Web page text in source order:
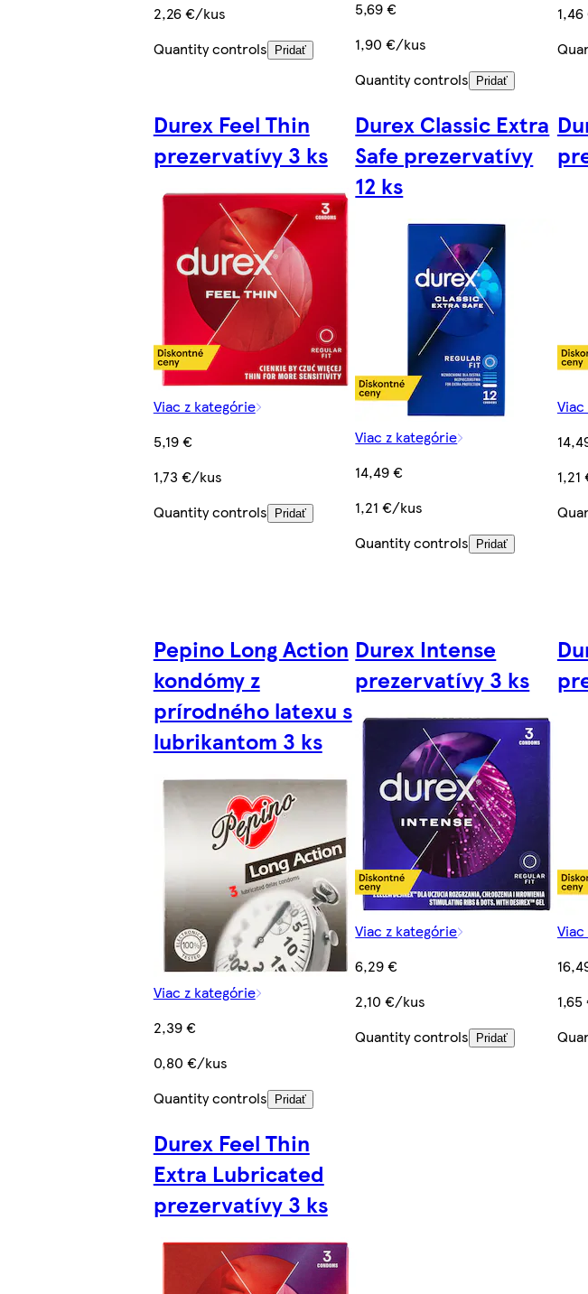
2,26 €/kus
Quantity controls
Pridať
5,69 €
1,90 €/kus
Quantity controls
Pridať
Durex Feel Thin
prezervatívy 3 ks
Viac z kategórie
5,19 €
1,73 €/kus
Quantity controls
Pridať
Durex Classic Extra
Safe prezervatívy
12 ks
Viac z kategórie
14,49 €
1,21 €/kus
Quantity controls
Pridať
Pepino Long Action
kondómy z
prírodného latexu s
lubrikantom 3 ks
Viac z kategórie
2,39 €
0,80 €/kus
Quantity controls
Pridať
Durex Intense
prezervatívy 3 ks
Viac z kategórie
6,29 €
2,10 €/kus
Quantity controls Pridať
Durex Feel Thin
Extra Lubricated
prezervatívy 3 ks